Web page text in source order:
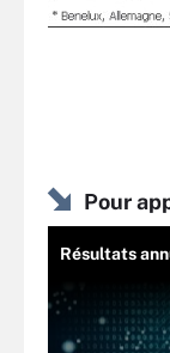
Pour
Résultats